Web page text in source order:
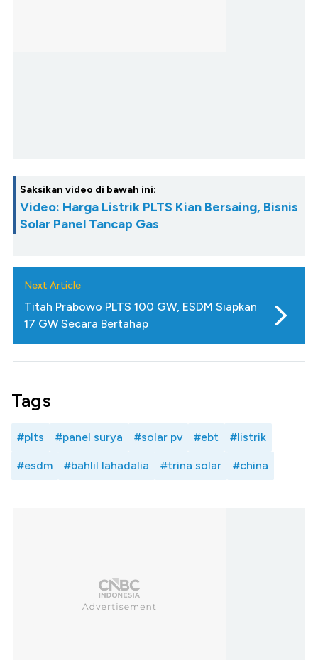
Saksikan video di bawah ini:
Video: Harga Listrik PLTS Kian Bersaing, Bisnis
Solar Panel Tancap Gas
Next Article
Titah Prabowo PLTS 100 GW, ESDM Siapkan
17 GW Secara Bertahap
Tags
#plts #panel surya #solar pv #ebt #listrik
#esdm #bahlil lahadalia #trina solar #china